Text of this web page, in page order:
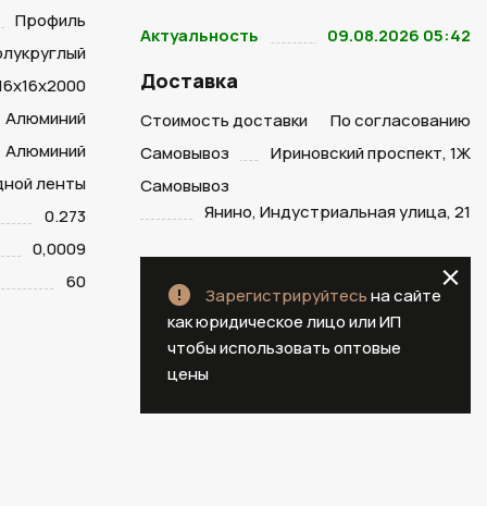
Профиль
Алюминий
Алюминий
ленты
0.273
0,0009
60
Актуальность 09.08.2026 05:42
Доставка
Стоимость доставки
По согласованию
Самовывоз
Ириновский проспект, 1Ж
Самовывоз
Янино, Индустриальная улица, 21
Зарегистрируйтесьна сайте
как юридическое лицо или ИП
чтобы использовать оптовые
цены